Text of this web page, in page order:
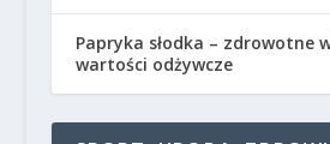
Papryka słodka – zdrowotne
wartości odżywcze